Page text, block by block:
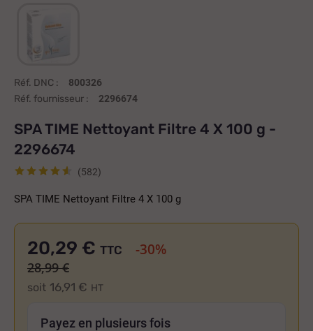
Réf. DNC : 800326
Réf. fournisseur : 2296674
SPA TIME Nettoyant Filtre 4 X 100 g -
2296674
(582)
SPA TIME Nettoyant Filtre 4 X 100 g
20,29 €
soit 16,91 € HT
TTC -30%
28,99 €
Payez en plusieurs fois